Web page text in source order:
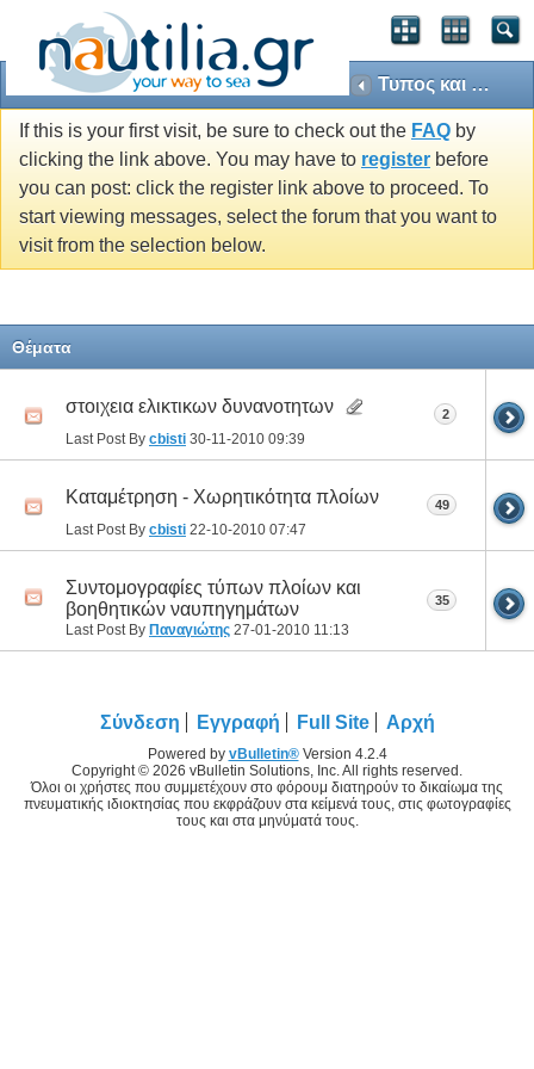
Τυπος και Μεγεθος Πλοιων
If this is your first visit, be sure to check out the FAQ by
clicking the link above. You may have to register before
you can post: click the register link above to proceed. To
start viewing messages, select the forum that you want to
visit from the selection below.
Θέματα
στοιχεια ελικτικων δυνανοτητων
Last Post By cbisti 30-11-2010 09:39
2
Καταμέτρηση - Χωρητικότητα πλοίων
Last Post By cbisti 22-10-2010 07:47
49
Συντομογραφίες τύπων πλοίων και
βοηθητικών ναυπηγημάτων
Last Post By Παναγιώτης 27-01-2010 11:13
35
Σύνδεση Εγγραφή Full Site Αρχή
Powered by vBulletin®Version 4.2.4
Copyright © 2026 vBulletin Solutions, Inc. All rights reserved.
Όλοι οι χρήστες που συμμετέχουν στο φόρουμ διατηρούν το δικαίωμα της
πνευματικής ιδιοκτησίας που εκφράζουν στα κείμενά τους, στις φωτογραφίες
τους και στα μηνύματά τους.